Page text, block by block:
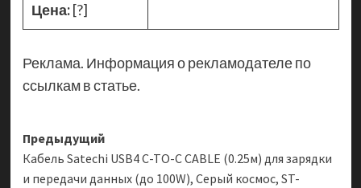
Цена:[?]
Реклама. Информация о рекламодателе по
ссылкам в статье.
Навигация
записи
Предыдущий
Кабель Satechi USB4 C-TO-C CABLE (0.25м) для зарядки
и передачи данных (до 100W), Серый космос, ST-